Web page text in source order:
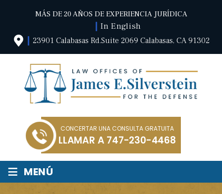
MÁS DE 20 AÑOS DE EXPERIENCIA JURÍDICA
In English
23901 Calabasas Rd.Suite 2069 Calabasas, CA 91302
CONCERTAR UNA CONSULTA GRATUITA
LLAMAR A 747-230-4468
≡ MENÚ